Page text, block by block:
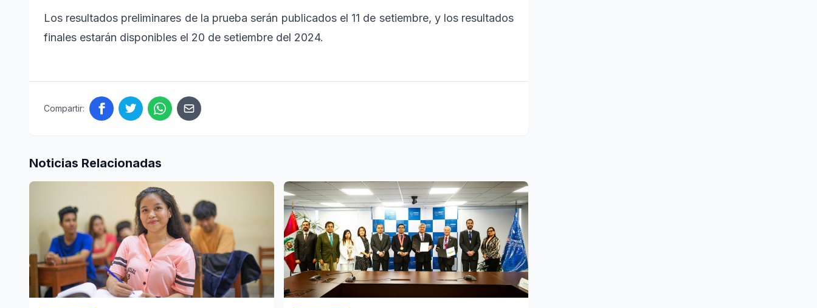
Los resultados preliminares de la prueba serán publicados el 11 de setiembre, y los resultados
finales estarán disponibles el 20 de setiembre del 2024.
Compartir:
Noticias Relacionadas